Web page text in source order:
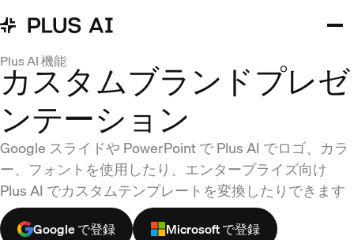
Plus AI 機能
カスタムブランドプレゼ
ンテーション
Google スライドや PowerPoint で Plus AI でロゴ、カラ
ー、フォントを使用したり、エンタープライズ向け
Plus AI でカスタムテンプレートを変換したりできます
Google で登録
Microsoft で登録